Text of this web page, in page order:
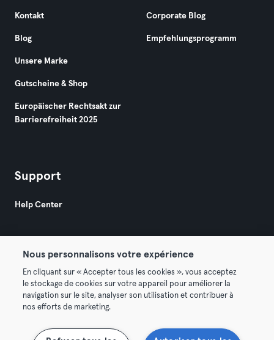
Kontakt
Blog
Unsere Marke
Gutscheine & Shop
Europäischer Rechtsakt zur
Barrierefreiheit 2025
Corporate Blog
Empfehlungsprogramm
Support
Help Center
© 2026 Urban Sports Group GmbH. All rights reserved.
AGB Datenschutz
Vertrag hier kündigen Hier Verträge widerrufen
Nous personnalisons votre expérience
En cliquant sur « Accepter tous les cookies », vous acceptez
le stockage de cookies sur votre appareil pour améliorer la
navigation sur le site, analyser son utilisation et contribuer à
nos efforts de marketing.